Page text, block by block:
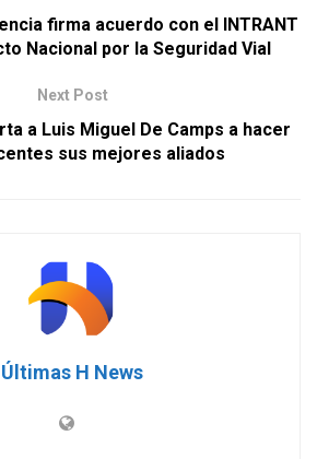
firma acuerdo con el INTRANT
Nacional por la Seguridad Vial
Next Post
a Luis Miguel De Camps a hacer
sus mejores aliados
Últimas H News